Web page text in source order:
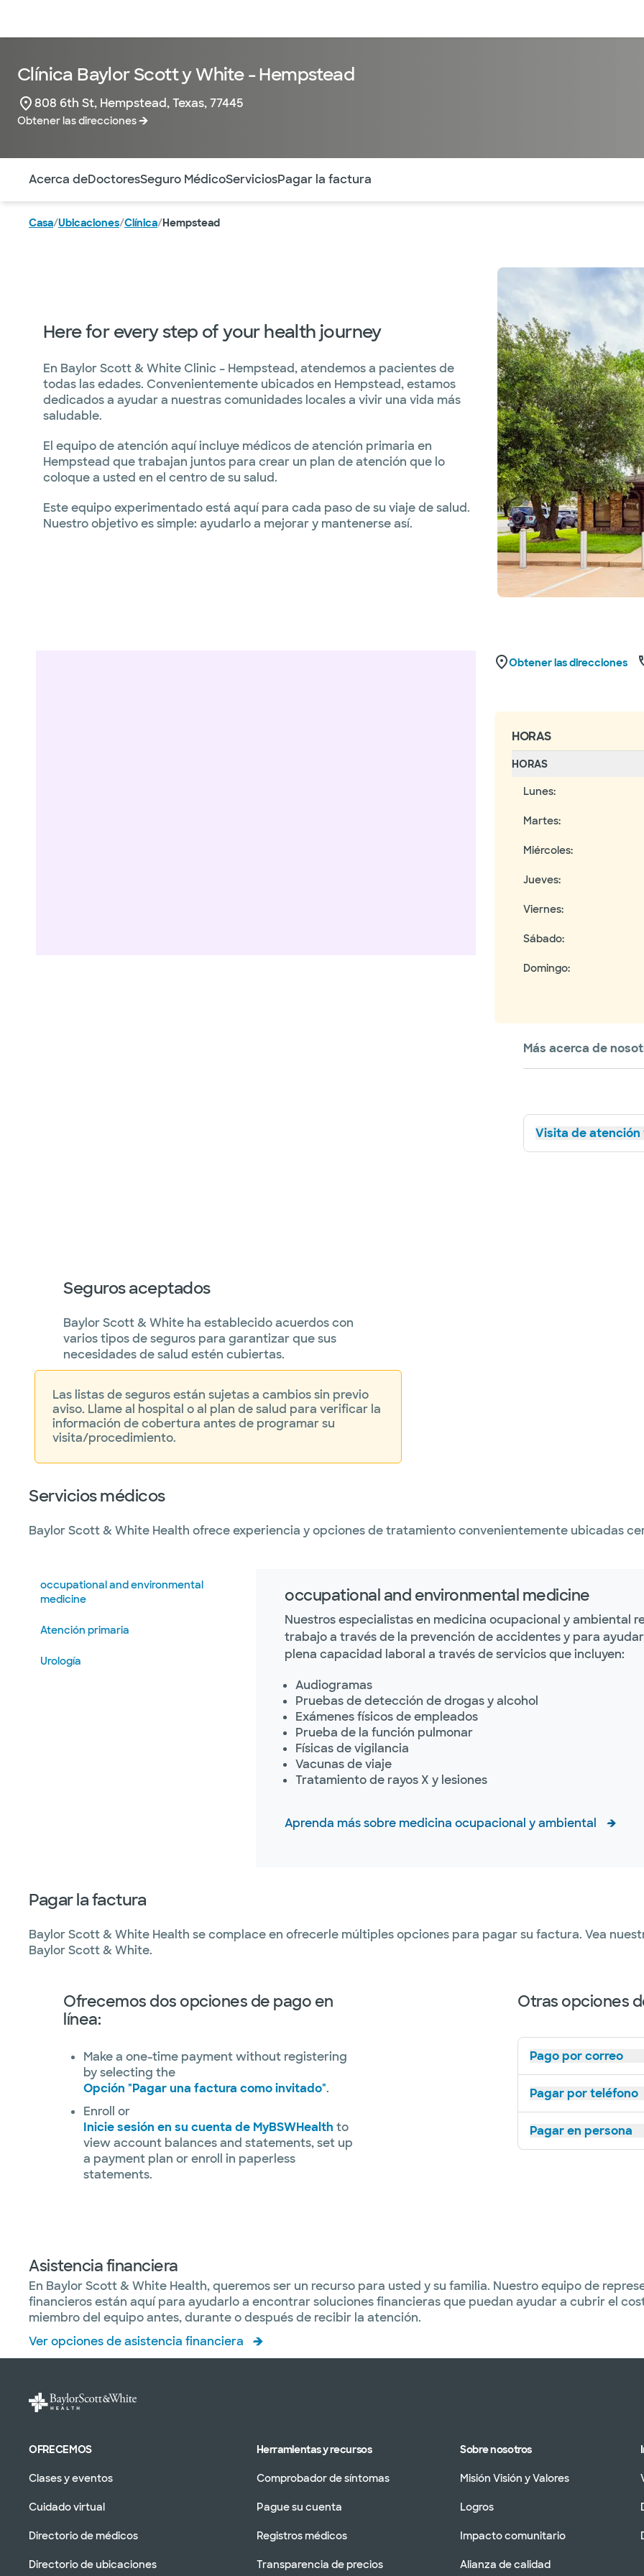
Clínica Baylor Scott y White - Hempstead
808 6th St, Hempstead, Texas, 77445
Obtener las direcciones
Acerca deDoctoresSeguro MédicoServiciosPagar la factura
Casa/Ubicaciones/Clínica/Hempstead
Here for every step of your health journey
En Baylor Scott & White Clinic – Hempstead, atendemos a pacientes de
todas las edades. Convenientemente ubicados en Hempstead, estamos
dedicados a ayudar a nuestras comunidades locales a vivir una vida más
saludable.
El equipo de atención aquí incluye médicos de atención primaria en
Hempstead que trabajan juntos para crear un plan de atención que lo
coloque a usted en el centro de su salud.
Este equipo experimentado está aquí para cada paso de su viaje de salud.
Nuestro objetivo es simple: ayudarlo a mejorar y mantenerse así.
Obtener las direcciones
HORAS
HORAS
Lunes:
Martes:
Miércoles:
Jueves:
Viernes:
Sábado:
Domingo:
Más acerca de
Visita de atención
Seguros aceptados
Baylor Scott & White ha establecido acuerdos con
varios tipos de seguros para garantizar que sus
necesidades de salud estén cubiertas.
Las listas de seguros están sujetas a cambios sin previo
aviso. Llame al hospital o al plan de salud para verificar la
información de cobertura antes de programar su
visita/procedimiento.
Servicios médicos
Baylor Scott & White Health ofrece experiencia y opciones de tratamiento convenientemente ubicadas
occupational and environmental
medicine
Atención primaria
Urología
occupational and environmental medicine
Nuestros especialistas en medicina ocupacional y ambiental
trabajo a través de la prevención de accidentes y para
plena capacidad laboral a través de servicios que incluyen:
Audiogramas
Pruebas de detección de drogas y alcohol
Exámenes físicos de empleados
Prueba de la función pulmonar
Físicas de vigilancia
Vacunas de viaje
Tratamiento de rayos X y lesiones
Aprenda más sobre medicina ocupacional y ambiental
Pagar la factura
Baylor Scott & White Health se complace en ofrecerle múltiples opciones para pagar su factura. Vea
Baylor Scott & White.
Ofrecemos dos opciones de pago en
línea:
Make a one-time payment without registering
by selecting the
Opción "Pagar una factura como invitado".
Enroll or
Inicie sesión en su cuenta de MyBSWHealth to
view account balances and statements, set up
a payment plan or enroll in paperless
statements.
Otras opciones
Pago por correo
Pagar por teléfono
Pagar en persona
Asistencia financiera
En Baylor Scott & White Health, queremos ser un recurso para usted y su familia. Nuestro equipo de
financieros están aquí para ayudarlo a encontrar soluciones financieras que puedan ayudar a cubrir el
miembro del equipo antes, durante o después de recibir la atención.
Ver opciones de asistencia financiera
OFRECEMOS
Clases y eventos
Cuidado virtual
Directorio de médicos
Directorio de ubicaciones
Herramientas y recursos
Comprobador de síntomas
Pague su cuenta
Registros médicos
Transparencia de precios
Sobre nosotros
Misión Visión y Valores
Logros
Impacto comunitario
Alianza de calidad